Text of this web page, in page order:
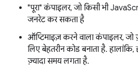
"पूरा" कंपाइलर, जो किसी भी
जनरेट कर सकता है
ऑप्टिमाइज़ करने वाला कंपाइलर, जो
लिए बेहतरीन कोड बनाता है.
ज़्यादा समय लगता है.